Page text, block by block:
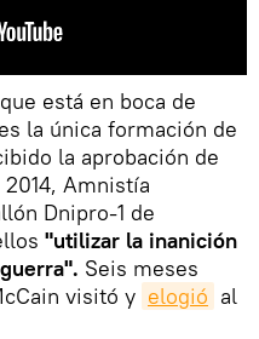
está en boca de
la única formación de
la aprobación de
Amnistía
Dnipro-1 de
"utilizar la inanición
Seis meses
visitó y elogió al